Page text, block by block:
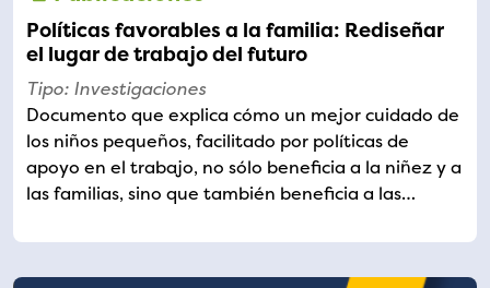
Políticas favorables a la familia: Rediseñar
el lugar de trabajo del futuro
Tipo: Investigaciones
Documento que explica cómo un mejor cuidado de
los niños pequeños, facilitado por políticas de
apoyo en el trabajo, no sólo beneficia a la niñez y a
las familias, sino que también beneficia a las…